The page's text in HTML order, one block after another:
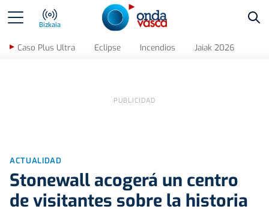
Bizkaia
Caso Plus Ultra Eclipse Incendios Jaiak 2026
ACTUALIDAD
Stonewall acogerá un centro
de visitantes sobre la historia